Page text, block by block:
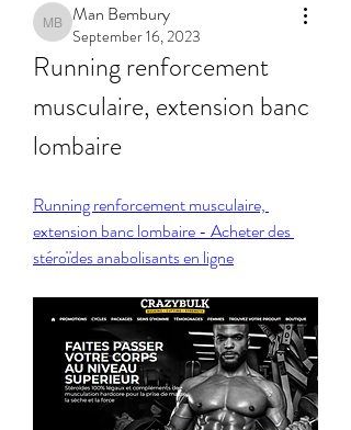
Man Bembury
Man Bembury
September 16, 2023
Running renforcement
musculaire, extension banc
lombaire
Running renforcement musculaire,
extension banc lombaire - Acheter des
stéroïdes anabolisants en ligne